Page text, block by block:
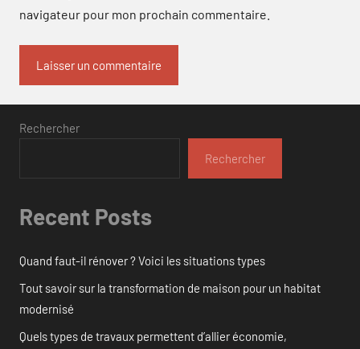
navigateur pour mon prochain commentaire.
Rechercher
Rechercher
Recent Posts
Quand faut-il rénover ? Voici les situations types
Tout savoir sur la transformation de maison pour un habitat
modernisé
Quels types de travaux permettent d’allier économie,